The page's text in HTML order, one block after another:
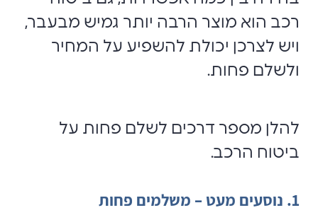
רכב הוא מוצר הרבה יותר גמיש מבעבר,
ויש לצרכן יכולת להשפיע על המחיר
ולשלם פחות.
להלן מספר דרכים לשלם פחות על
ביטוח הרכב.
1. נוסעים מעט – משלמים פחות